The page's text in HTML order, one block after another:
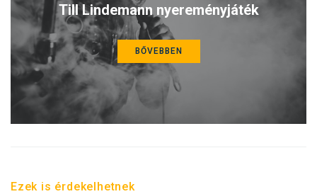
Till Lindemann nyereményjáték
BŐVEBBEN
Ezek is érdekelhetnek